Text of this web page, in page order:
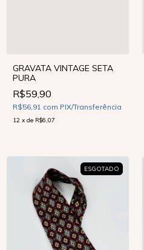
GRAVATA VINTAGE SETA
PURA
R$59,90
R$56,91 com PIX/Transferência
12 x de R$6,07
ESGOTADO